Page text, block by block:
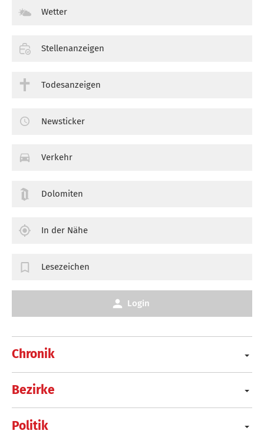
Chronik
Bezirke
Politik
Wetter
Stellenanzeigen
Todesanzeigen
Newsticker
Verkehr
Dolomiten
In der Nähe
Lesezeichen
Login